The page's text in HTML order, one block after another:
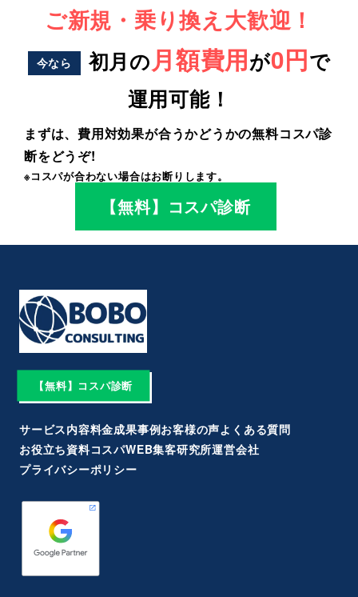
ご新規・乗り換え大歓迎！
今なら 初月の月額費用が0円で
運用可能！
まずは、費用対効果が合うかどうかの無料コスパ診
断をどうぞ!
※コスパが合わない場合はお断りします。
【無料】コスパ診断
【無料】コスパ診断
サービス内容料金成果事例お客様の声よくある質問
お役立ち資料コスパWEB集客研究所運営会社
プライバシーポリシー